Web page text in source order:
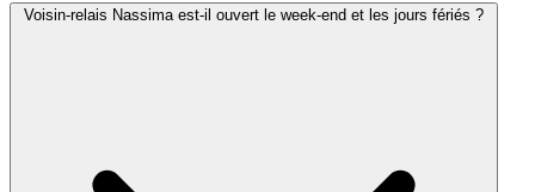
Voisin-relais Nassima est-il ouvert le week-end et les jours fériés ?